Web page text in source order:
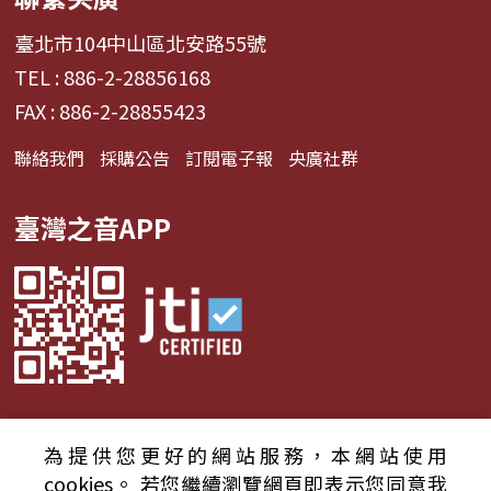
臺北市104中山區北安路55號
TEL : 886-2-28856168
FAX : 886-2-28855423
聯絡我們 採購公告 訂閱電子報 央廣社群
臺灣之音APP
© 2024財團法人中央廣播電臺 版權所有
為提供您更好的網站服務，本網站使用
cookies。 若您繼續瀏覽網頁即表示您同意我